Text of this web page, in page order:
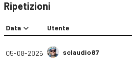
Ripetizioni
Data Utente
05-08-2026 sclaudio87